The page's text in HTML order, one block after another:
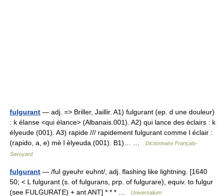
fulgurant — adj. => Briller, Jaillir. A1) fulgurant (ep. d une douleur)
: k élanse <qui élance> (Albanais.001). A2) qui lance des éclairs : k
élyeude (001). A3) rapide /// rapidement fulgurant comme l éclair :
(rapido, a, e) mè l èlyeuda (001). B1)… …
Dictionnaire Français-
Savoyard
fulgurant — /ful gyeuhr euhnt/, adj. flashing like lightning. [1640
50; < L fulgurant (s. of fulgurans, prp. of fulgurare), equiv. to fulgur
(see FULGURATE) + ant ANT] * * * …
Universalium